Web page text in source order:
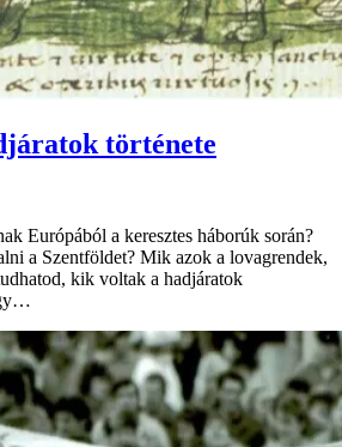
története
Európából a keresztes háborúk során?
a Szentföldet? Mik azok a lovagrendek,
kik voltak a hadjáratok